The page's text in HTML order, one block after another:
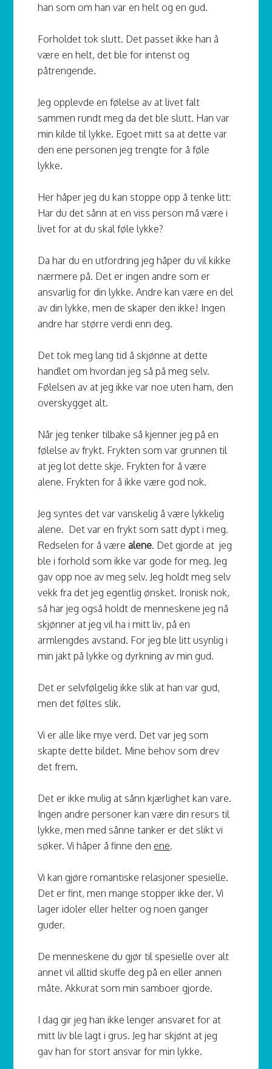
han som om han var en helt og en gud.
Forholdet tok slutt. Det passet ikke han å
være en helt, det ble for intenst og
påtrengende.
Jeg opplevde en følelse av at livet falt
sammen rundt meg da det ble slutt. Han var
min kilde til lykke. Egoet mitt sa at dette var
den ene personen jeg trengte for å føle
lykke.
Her håper jeg du kan stoppe opp å tenke litt:
Har du det sånn at en viss person må være i
livet for at du skal føle lykke?
Da har du en utfordring jeg håper du vil kikke
nærmere på. Det er ingen andre som er
ansvarlig for din lykke. Andre kan være en del
av din lykke, men de skaper den ikke! Ingen
andre har større verdi enn deg.
Det tok meg lang tid å skjønne at dette
handlet om hvordan jeg så på meg selv.
Følelsen av at jeg ikke var noe uten ham, den
overskygget alt.
Når jeg tenker tilbake så kjenner jeg på en
følelse av frykt. Frykten som var grunnen til
at jeg lot dette skje. Frykten for å være
alene. Frykten for å ikke være god nok.
Jeg syntes det var vanskelig å være lykkelig
alene. Det var en frykt som satt dypt i meg.
Redselen for å være alene. Det gjorde at jeg
ble i forhold som ikke var gode for meg. Jeg
gav opp noe av meg selv. Jeg holdt meg selv
vekk fra det jeg egentlig ønsket. Ironisk nok,
så har jeg også holdt de menneskene jeg nå
skjønner at jeg vil ha i mitt liv, på en
armlengdes avstand. For jeg ble litt usynlig i
min jakt på lykke og dyrkning av min gud.
Det er selvfølgelig ikke slik at han var gud,
men det føltes slik.
Vi er alle like mye verd. Det var jeg som
skapte dette bildet. Mine behov som drev
det frem.
Det er ikke mulig at sånn kjærlighet kan vare.
Ingen andre personer kan være din resurs til
lykke, men med sånne tanker er det slikt vi
søker. Vi håper å finne den ene.
Vi kan gjøre romantiske relasjoner spesielle.
Det er fint, men mange stopper ikke der. Vi
lager idoler eller helter og noen ganger
guder.
De menneskene du gjør til spesielle over alt
annet vil alltid skuffe deg på en eller annen
måte. Akkurat som min samboer gjorde.
I dag gir jeg han ikke lenger ansvaret for at
mitt liv ble lagt i grus. Jeg har skjønt at jeg
gav han for stort ansvar for min lykke.